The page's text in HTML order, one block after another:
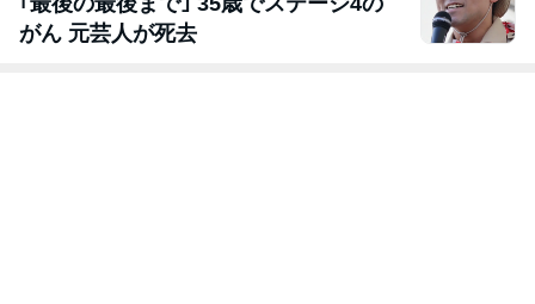
がん 元芸人が死去